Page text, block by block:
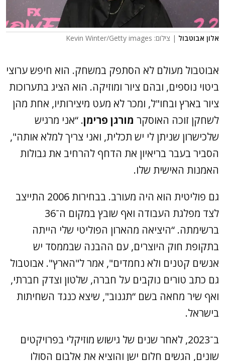
אלון אבוטבול | צילום: Kevin Winter/Getty images
אבוטבול מעולם לא הסתפק במשחק. הוא חיפש ערוצי
ביטוי נוספים, ובהם ציור ומוזיקה. הוא הציג בתערוכות
ציור בארץ ובחו"ל, ומכר לא מעט מיצירותיו, אחת מהן
לשחקן זוכה האוסקר מורגן פרימן. “אני מרגיש
שלכישרון שניתן לי יש תכלית, ואני צריך למלא אותה",
הסביר בעבר בריאיון את הדחף להרחיב את גבולות
האמנות האישית שלו.
גם פוליטית הוא היה מעורב. בבחירות 2006 התייצב
לצד מפלגת העבודה ואף שובץ במקום ה־36
ברשימתה. “היציאה מהארון הפוליטי שלי הייתה
בתקופת חוק היוצרים, עם ההבנה שבממסד יש
אנשים קטנים ולא נחמדים", אמר ל"הארץ". אבוטבול
גם כתב טורים נוקבים על חברה, שלטון וצדק חברתי,
ואף שיר מחאה בשם “תגנוב", שיצא כנגד השחיתות
בישראל.
ב־2023, לאחר שנים של גישוש מוזיקלי בפרויקטים
שונים, הגשים חלום ישן והוציא את אלבום הסולו